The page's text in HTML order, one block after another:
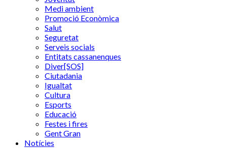
Medi ambient
Promoció Econòmica
Salut
Seguretat
Serveis socials
Entitats cassanenques
Diver[SOS]
Ciutadania
Igualtat
Cultura
Esports
Educació
Festes i fires
Gent Gran
Notícies